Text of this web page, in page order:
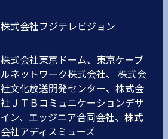
株式会社フジテレビジョン
株式会社東京ドーム、東京ケーブ
ルネットワーク株式会社、 株式会
社文化放送開発センター、株式会
社ＪＴＢコミュニケーションデザ
イン、エッジニア合同会社、株式
会社アディスミューズ